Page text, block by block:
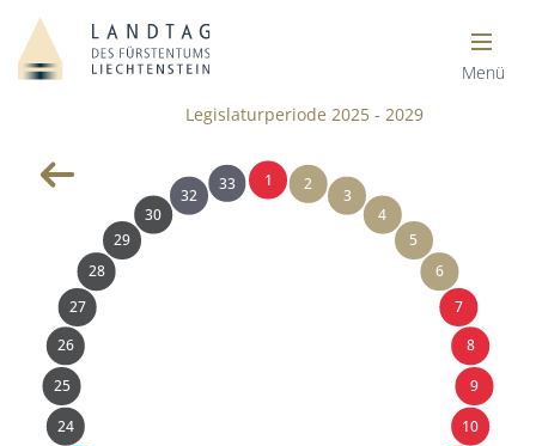
Menü
Legislaturperiode 2025 - 2029
1 2
3
4
5
6
7
8
9
10
24
25
26
27
28
29
30
32
33